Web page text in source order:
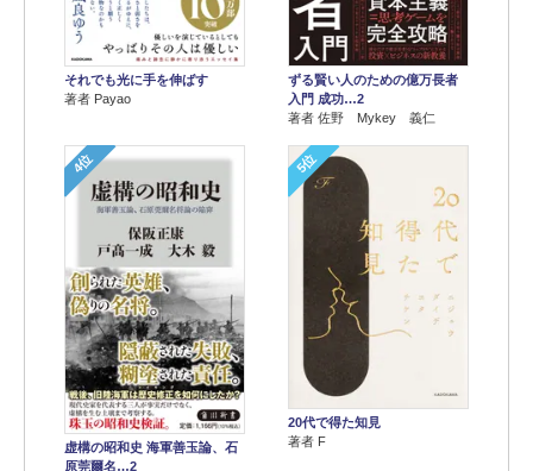
それでも光に手を伸ばす
著者 Payao
ずる賢い人のための億万長者
入門 成功…2
著者 佐野 Mykey 義仁
4位
虚構の昭和史 海軍善玉論、石
原莞爾名…2
5位
20代で得た知見
著者 F